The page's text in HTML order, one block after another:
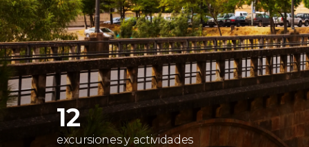
Turquía
12
excursiones y actividades